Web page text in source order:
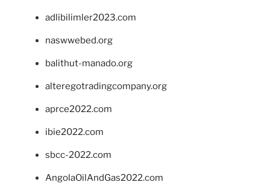
adlibilimler2023.com
naswwebed.org
balithut-manado.org
alteregotradingcompany.org
aprce2022.com
ibie2022.com
sbcc-2022.com
AngolaOilAndGas2022.com